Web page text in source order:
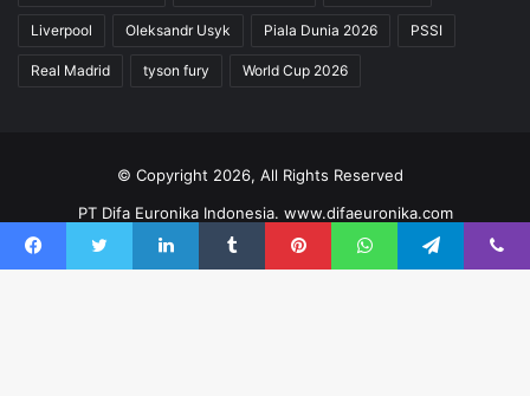
Liverpool Oleksandr Usyk Piala Dunia 2026 PSSI
Real Madrid tyson fury World Cup 2026
© Copyright 2026, All Rights Reserved
PT Difa Euronika Indonesia. www.difaeuronika.com
Redaksi
Kode Etik Pedoman Kontak
FacebookTwitter LinkedIn Tumblr PinterestWhatsAppTelegramViber